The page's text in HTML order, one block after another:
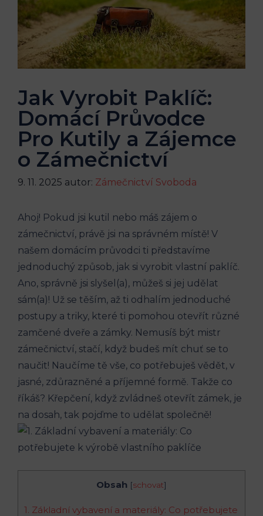
Jak Vyrobit Paklíč:
Domácí Průvodce
Pro Kutily a Zájemce
o Zámečnictví
9. 11. 2025 autor: Zámečnictví Svoboda
Ahoj! Pokud jsi kutil nebo máš zájem o
zámečnictví, právě jsi na správném místě! V
našem domácím průvodci ti představíme
jednoduchý způsob, jak si vyrobit vlastní paklíč.
Ano, správně jsi slyšel(a), můžeš si jej udělat
sám(a)! Už se těším, až ti odhalím jednoduché
postupy a triky, které ti pomohou otevřít různé
zamčené dveře a zámky. Nemusíš být mistr
zámečnictví, stačí, když budeš mít chuť se to
naučit! Naučíme tě vše, co potřebuješ vědět, v
jasné, zdůrazněné a příjemné formě. Takže co
říkáš? Křepčení, když zvládneš otevřít zámek, je
na dosah, tak pojďme to udělat společně!
Obsah [schovat]
1. Základní vybavení a materiály: Co potřebujete